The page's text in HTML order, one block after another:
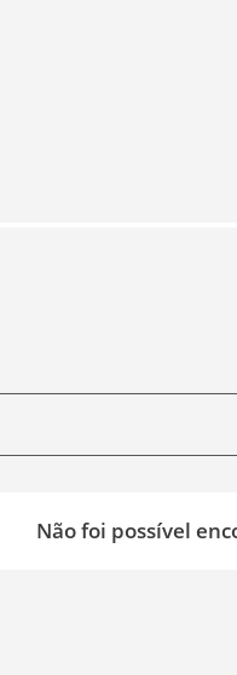
Não foi possível